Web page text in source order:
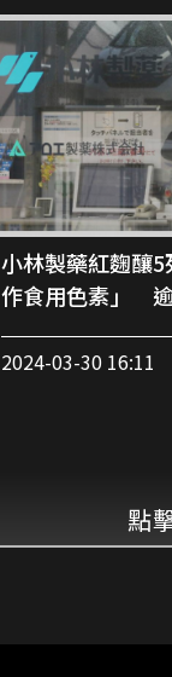
小林製藥紅麴釀
作食用色素」
2024-03-30 16:11
點